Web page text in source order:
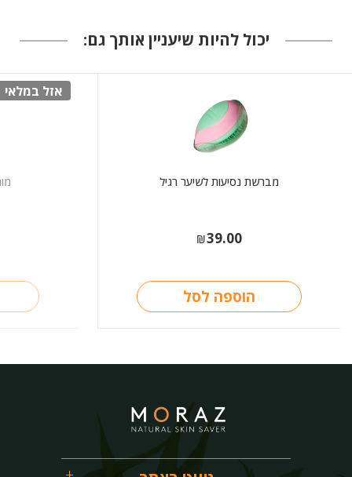
יכול להיות שיעניין אותך גם:
מברשת נסיעות לשיער רגיל
₪39.00
הוספה לסל
אזל במלאי